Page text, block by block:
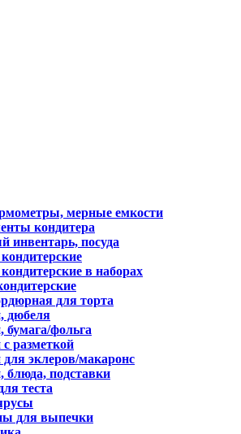
мерные емкости
кондитера
инвентарь, посуда
в наборах
для торта
дюбеля
бумага/фольга
разметкой
эклеров/макаронс
блюда, подставки
теста
для выпечки